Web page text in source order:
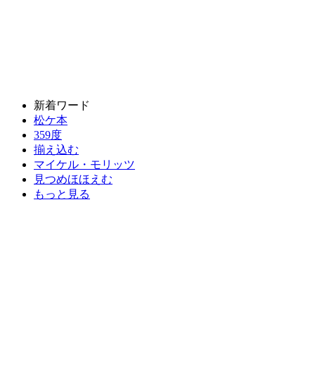
新着ワード
松ケ本
359度
揃え込む
マイケル・モリッツ
見つめほほえむ
もっと見る